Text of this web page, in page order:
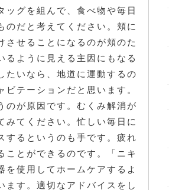
ッグを組んで、食べ物や毎日
のだと考えてください。頬に
させることになるのが頬のた
るように見える主因にもなる
たいなら、地道に運動するの
テーションだと思います。
のが原因です。むくみ解消が
みてください。忙しい毎日に
するというのも手です。疲れ
ことができるのです。「ニキ
を使用してホームケアするよ
ます。適切なアドバイスをし